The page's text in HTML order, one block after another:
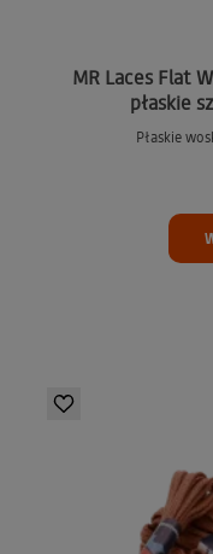
MR Laces Flat
płaskie
Płaskie